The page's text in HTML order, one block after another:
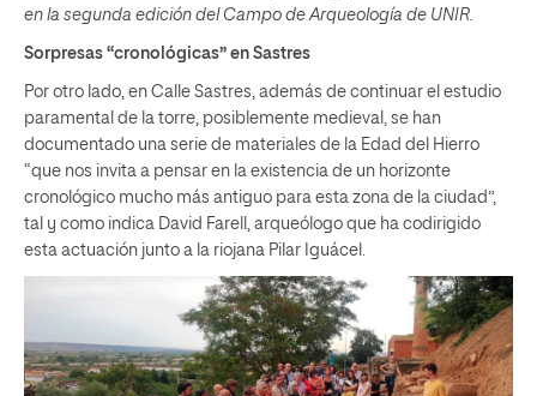
en la segunda edición del Campo de Arqueología de UNIR.
Sorpresas “cronológicas” en Sastres
Por otro lado, en Calle Sastres, además de continuar el estudio
paramental de la torre, posiblemente medieval, se han
documentado una serie de materiales de la Edad del Hierro
“que nos invita a pensar en la existencia de un horizonte
cronológico mucho más antiguo para esta zona de la ciudad”,
tal y como indica David Farell, arqueólogo que ha codirigido
esta actuación junto a la riojana Pilar Iguácel.